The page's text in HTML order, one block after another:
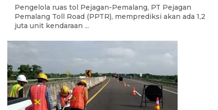
Pengelola ruas tol Pejagan-Pemalang, PT Pejagan
Pemalang Toll Road (PPTR), memprediksi akan ada 1,2
juta unit kendaraan ...